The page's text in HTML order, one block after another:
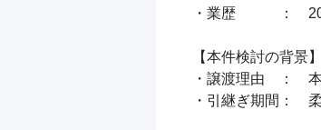
・業歴　　　：　
【本件検討の背景】
・譲渡理由　：　
・引継ぎ期間：　